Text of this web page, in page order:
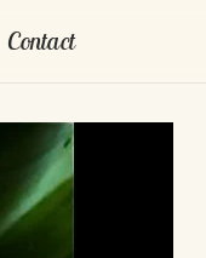
Contact